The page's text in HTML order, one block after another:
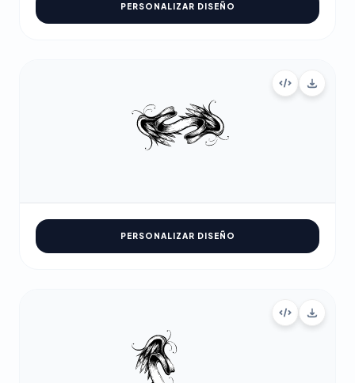
PERSONALIZAR DISEÑO
PERSONALIZAR DISEÑO